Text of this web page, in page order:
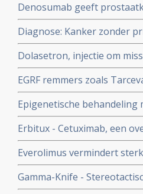
Denosumab geeft
tijd tot zich botuitzaaiingen
Diagnose: Kanker zonder
diagnostiek, maar kans op
Dolasetron, injectie om
hartfalen, waarschuwt de
dosis.
EGRF remmers zoals
Epigenetische behandeling
niet-klein-cellige
Erbitux - Cetuximab, een
Everolimus vermindert
sclerose complex,
verbetert kwaliteit van
Gamma-Knife -